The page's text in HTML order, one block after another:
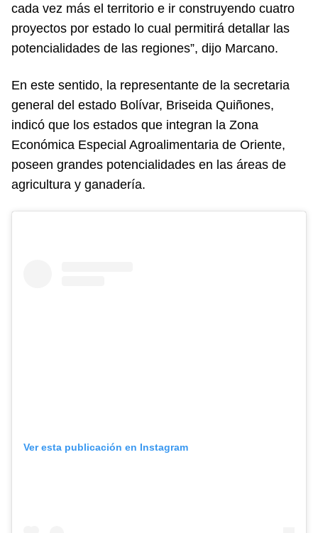
cada vez más el territorio e ir construyendo cuatro
proyectos por estado lo cual permitirá detallar las
potencialidades de las regiones”, dijo Marcano.
En este sentido, la representante de la secretaria
general del estado Bolívar, Briseida Quiñones,
indicó que los estados que integran la Zona
Económica Especial Agroalimentaria de Oriente,
poseen grandes potencialidades en las áreas de
agricultura y ganadería.
Ver esta publicación en Instagram